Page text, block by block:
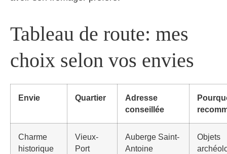
Tableau de route: mes
choix selon vos envies
Envie Quartier
Adresse
conseillée
Charme
historique
Vieux-
Port
Auberge Saint-
Antoine
Objets